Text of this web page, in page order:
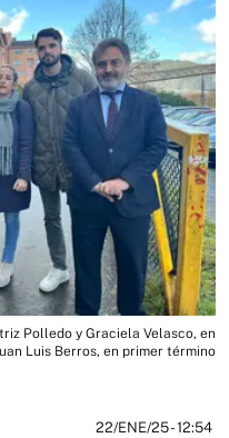
Polledo y Graciela Velasco, en
Luis Berros, en primer término
22/ENE/25- 12:54